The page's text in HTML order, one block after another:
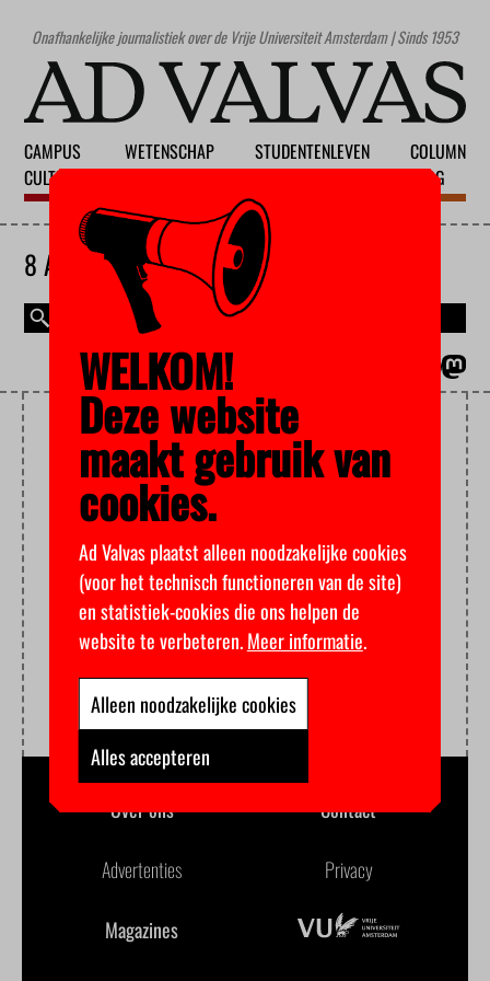
Onafhankelijke journalistiek over de Vrije Universiteit Amsterdam | Sinds 1953
CAMPUS
CULTUUR
WETENSCHAP
STUDENTENLEVEN
COLUMN
BLOG
8 AUGUSTUS 2026
FEMINISTISCH
Over ons Contact
Advertenties Privacy
Magazines
WELKOM!
Deze website
maakt gebruik van
cookies.
Ad Valvas plaatst alleen noodzakelijke cookies
(voor het technisch functioneren van de site)
en statistiek-cookies die ons helpen de
website te verbeteren.Meer informatie.
Alleen noodzakelijke cookies
Alles accepteren